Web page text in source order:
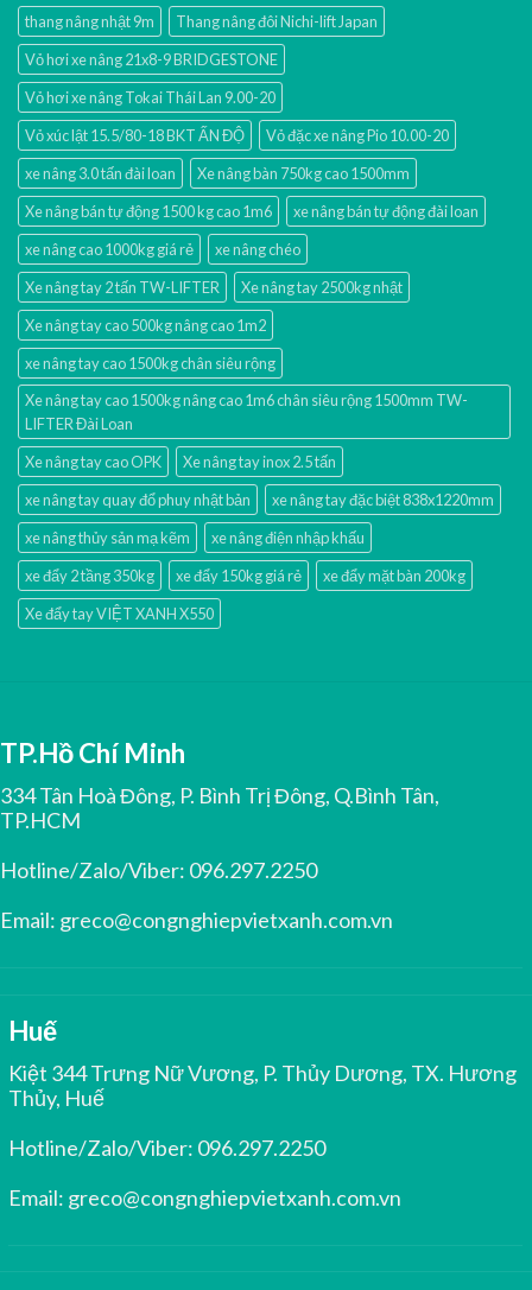
thang nâng nhật 9m
Thang nâng đôi Nichi-lift Japan
Vỏ hơi xe nâng 21x8-9 BRIDGESTONE
Vỏ hơi xe nâng Tokai Thái Lan 9.00-20
Vỏ xúc lật 15.5/80-18 BKT ẤN ĐỘ
Vỏ đặc xe nâng Pio 10.00-20
xe nâng 3.0 tấn đài loan
Xe nâng bàn 750kg cao 1500mm
Xe nâng bán tự động 1500 kg cao 1m6
xe nâng bán tự động đài loan
xe nâng cao 1000kg giá rẻ
xe nâng chéo
Xe nâng tay 2 tấn TW-LIFTER
Xe nâng tay 2500kg nhật
Xe nâng tay cao 500kg nâng cao 1m2
xe nâng tay cao 1500kg chân siêu rộng
Xe nâng tay cao 1500kg nâng cao 1m6 chân siêu rộng 1500mm TW-
LIFTER Đài Loan
Xe nâng tay cao OPK
Xe nâng tay inox 2.5 tấn
xe nâng tay quay đổ phuy nhật bản
xe nâng tay đặc biệt 838x1220mm
xe nâng thủy sản mạ kẽm
xe nâng điện nhập khấu
xe đẩy 2 tầng 350kg
xe đẩy 150kg giá rẻ
xe đẩy mặt bàn 200kg
Xe đẩy tay VIỆT XANH X550
TP.Hồ Chí Minh
334 Tân Hoà Đông, P. Bình Trị Đông, Q.Bình Tân,
TP.HCM
Hotline/Zalo/Viber: 096.297.2250
Email: greco@congnghiepvietxanh.com.vn
Huế
Kiệt 344 Trưng Nữ Vương, P. Thủy Dương, TX. Hương
Thủy, Huế
Hotline/Zalo/Viber: 096.297.2250
Email: greco@congnghiepvietxanh.com.vn